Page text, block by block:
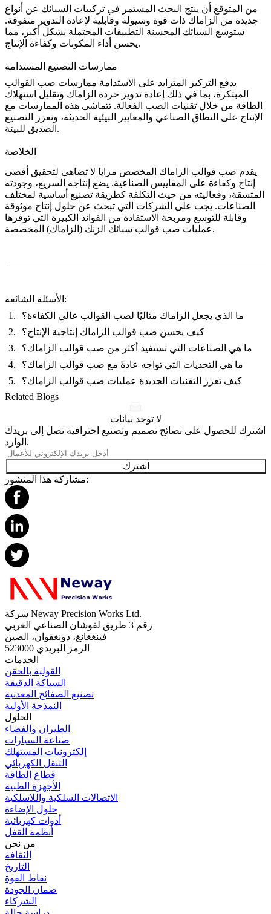
من المتوقع أن ينتج البحث المستمر في تركيبات السبائك عن أنواع
جديدة من الزاماك ذات قوة وسيولة وقابلية لإعادة التدوير متفوقة.
ستوسع السبائك المحسنة التطبيقات المحتملة بشكل أكبر، مما
يحسن أداء المكونات وكفاءة الإنتاج.
ممارسات التصنيع المستدامة
يدفع التركيز المتزايد على الاستدامة ممارسات صب القوالب
المبتكرة، بما في ذلك إعادة تدوير خردة الزاماك وتقليل استهلاك
الطاقة من خلال تقنيات الصب الفعالة. تتماشى هذه الممارسات مع
الإنتاج على النطاق الصناعي والمعايير البيئية الحديثة، وتعزز التصنيع
الصديق للبيئة.
الخلاصة
يقدم صب قوالب الزاماك المخصص مزايا لا تضاهى لتحقيق أقصى
إنتاج وكفاءة على المقاييس الصناعية. يضع إنتاجه السريع، وجودته
المتسقة، وفعاليته من حيث التكلفة كطريقة تصنيع أساسية لمختلف
الصناعات. يجب على الشركات التي تبحث عن حلول إنتاج موثوقة
وقابلة للتوسع ومربحة الاستفادة من الفوائد الكبيرة التي توفرها
عمليات صب قوالب سبائك الزنك (الزاماك) المخصصة.
الأسئلة الشائعة:
ما الذي يجعل الزاماك مثاليًا لصب القوالب عالي الكفاءة؟
كيف يحسن صب قوالب الزاماك إنتاجية الإنتاج؟
ما هي الصناعات التي تستفيد أكثر من صب قوالب الزاماك؟
ما هي التحديات التي تواجه عادةً مع صب قوالب الزاماك؟
كيف تعزز التقنيات الجديدة عمليات صب قوالب الزاماك؟
Related Blogs
لا توجد بيانات
اشترك للحصول على نصائح تصميم وتصنيع احترافية تصل إلى بريدك
الوارد.
اشترك
مشاركة هذا المنشور:
شركة Neway Precision Works Ltd.
رقم 3 طريق لفوشان الصناعي الغربي
فينغغانغ، دونغقوان، الصين
الرمز البريدي 523000
الخدمات
القولبة بالحقن
السباكة الدقيقة
تصنيع الصفائح المعدنية
النمذجة الأولية
الحلول
الطيران والفضاء
صناعة السيارات
إلكترونيات المستهلك
التنقل الكهربائي
قطاع الطاقة
الأجهزة الطبية
الاتصالات السلكية واللاسلكية
حلول الإضاءة
أدوات كهربائية
أنظمة القفل
من نحن
الثقافة
التاريخ
نقاط القوة
ضمان الجودة
الشركاء